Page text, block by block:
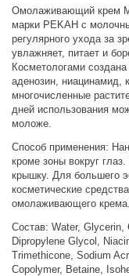
Омолаживающий крем
марки PEKAH с
регулярного ухода за
увлажняет, питает и
Косметологами
аденозин, ниацинамид,
многочисленные
дней использования
моложе.
Способ применения:
кроме зоны вокруг
крышку. Для большего
косметические
омолаживающего крема.
Состав: Water, Glycerin,
Dipropylene Glycol,
Trimethicone, Sodium
Copolymer, Betaine,